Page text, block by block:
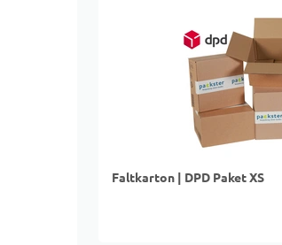
Faltkarton | DPD Paket XS